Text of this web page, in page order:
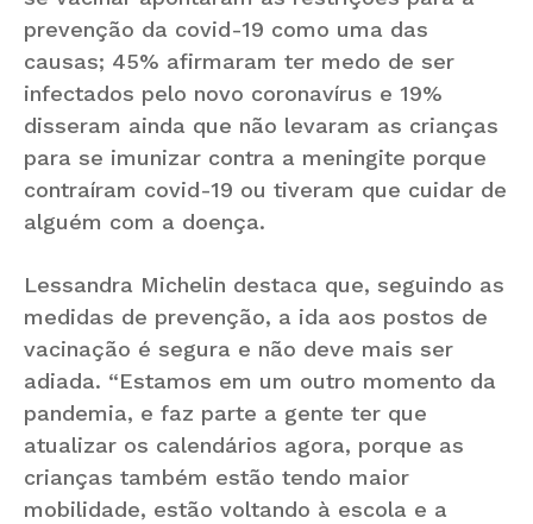
prevenção da covid-19 como uma das
causas; 45% afirmaram ter medo de ser
infectados pelo novo coronavírus e 19%
disseram ainda que não levaram as crianças
para se imunizar contra a meningite porque
contraíram covid-19 ou tiveram que cuidar de
alguém com a doença.
Lessandra Michelin destaca que, seguindo as
medidas de prevenção, a ida aos postos de
vacinação é segura e não deve mais ser
adiada. “Estamos em um outro momento da
pandemia, e faz parte a gente ter que
atualizar os calendários agora, porque as
crianças também estão tendo maior
mobilidade, estão voltando à escola e a